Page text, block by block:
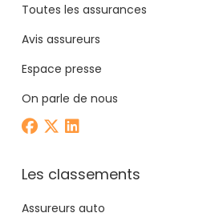
Toutes les assurances
Avis assureurs
Espace presse
On parle de nous
Les classements
Assureurs auto